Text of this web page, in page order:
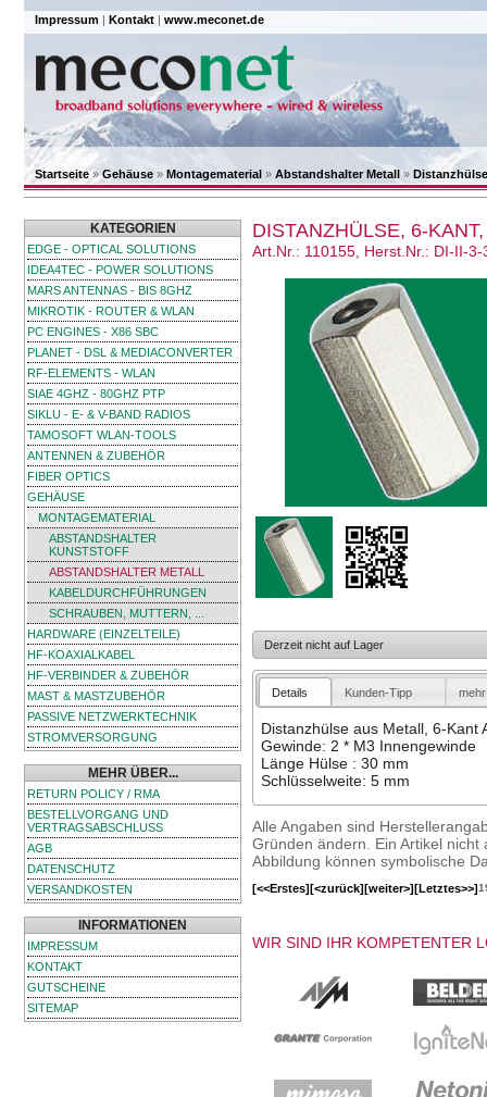
Impressum | Kontakt | www.meconet.de
Startseite»Gehäuse » Montagematerial » Abstandshalter Metall »
KATEGORIEN
EDGE - OPTICAL SOLUTIONS
IDEA4TEC - POWER SOLUTIONS
MARS ANTENNAS - BIS 8GHZ
MIKROTIK - ROUTER & WLAN
PC ENGINES - X86 SBC
PLANET - DSL & MEDIACONVERTER
RF-ELEMENTS - WLAN
SIAE 4GHZ - 80GHZ PTP
SIKLU - E- & V-BAND RADIOS
TAMOSOFT WLAN-TOOLS
ANTENNEN & ZUBEHÖR
FIBER OPTICS
GEHÄUSE
MONTAGEMATERIAL
ABSTANDSHALTER
KUNSTSTOFF
ABSTANDSHALTER METALL
KABELDURCHFÜHRUNGEN
SCHRAUBEN, MUTTERN, ...
HARDWARE (EINZELTEILE)
HF-KOAXIALKABEL
HF-VERBINDER & ZUBEHÖR
MAST & MASTZUBEHÖR
PASSIVE NETZWERKTECHNIK
STROMVERSORGUNG
MEHR ÜBER...
RETURN POLICY / RMA
BESTELLVORGANG UND
VERTRAGSABSCHLUSS
AGB
DATENSCHUTZ
VERSANDKOSTEN
INFORMATIONEN
IMPRESSUM
KONTAKT
GUTSCHEINE
SITEMAP
DISTANZHÜLSE, 6-
Art.Nr.: 110155, Herst.Nr.: DI-II-3-
Derzeit nicht auf Lager
Details Kunden-Tipp
Distanzhülse aus Metall, 6-Kant
Gewinde: 2 * M3 Innengewinde
Länge Hülse : 30 mm
Schlüsselweite: 5 mm
Alle Angaben sind
Gründen ändern. Ein Artikel
Abbildung können symbolische
[<<Erstes][<zurück][weiter>][Letztes>>]
WIR SIND IHR KOMPETENTER